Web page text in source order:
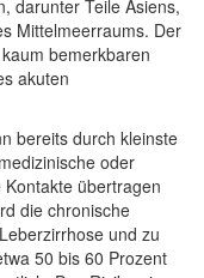
darunter Teile Asiens,
Mittelmeerraums. Der
bemerkbaren
akuten
bereits durch kleinste
oder
übertragen
die chronische
und zu
50 bis 60 Prozent